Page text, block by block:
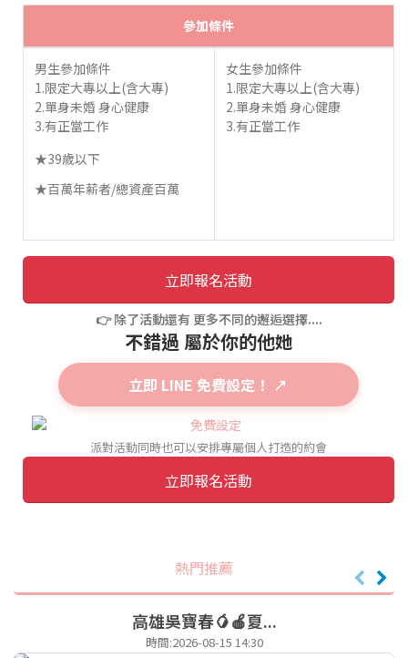
參加條件
男生參加條件
1.限定大專以上(含大專)
2.單身未婚 身心健康
3.有正當工作
★39歲以下
★百萬年薪者/總資產百萬
女生參加條件
1.限定大專以上(含大專)
2.單身未婚 身心健康
3.有正當工作
立即報名活動
👉 除了活動還有 更多不同的邂逅選擇....
不錯過 屬於你的他她
立即 LINE 免費設定！ ↗
派對活動同時也可以安排專屬個人打造的約會
立即報名活動
熱門推薦
高雄吳寶春🥭🍎夏...
時間:2026-08-15 14:30